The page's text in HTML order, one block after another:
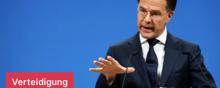
Verteidigung